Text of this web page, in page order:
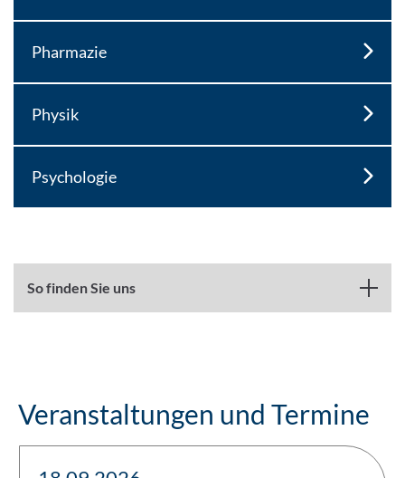
Pharmazie
Physik
Psychologie
So finden Sie uns
Veranstaltungen und Termine